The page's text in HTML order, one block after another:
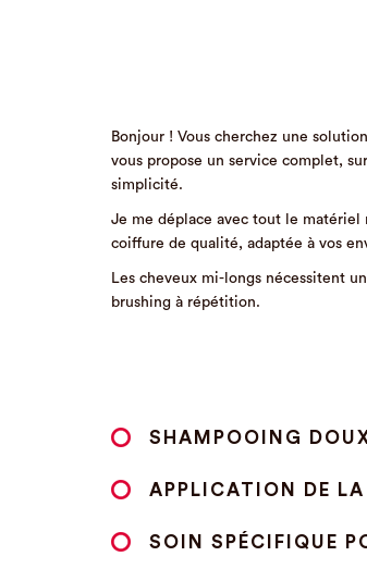
Bonjour ! Vous cherchez une
vous propose un service complet,
simplicité.
Je me déplace avec tout le matériel
coiffure de qualité, adaptée à vos
Les cheveux mi-longs nécessitent
brushing à répétition.
SHAMPOOING
APPLICATION DE LA
SOIN SPÉCIFIQUE